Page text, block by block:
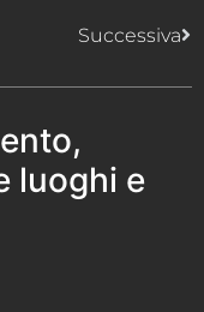
Successiva
luoghi e